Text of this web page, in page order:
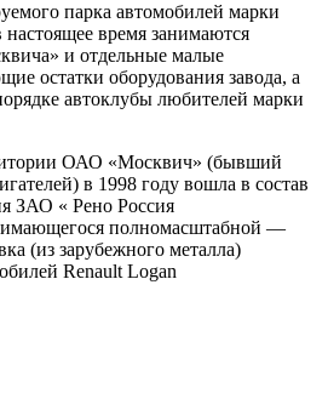
парка автомобилей марки
время занимаются
и отдельные малые
остатки оборудования завода, а
автоклубы любителей марки
ОАО «Москвич» (бывший
в 1998 году вошла в состав
ЗАО « Рено Россия
полномасштабной —
(из зарубежного металла)
Renault Logan